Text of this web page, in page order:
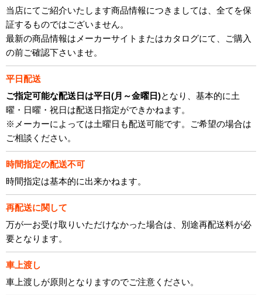
当店にてご紹介いたします商品情報につきましては、全てを保
証するものではございません。
最新の商品情報はメーカーサイトまたはカタログにて、ご購入
の前ご確認下さいませ。
平日配送
ご指定可能な配送日は平日(月～金曜日)となり、基本的に土
曜・日曜・祝日は配送日指定ができかねます。
※メーカーによっては土曜日も配送可能です。ご希望の場合は
ご相談ください。
時間指定の配送不可
時間指定は基本的に出来かねます。
再配送に関して
万が一お受け取りいただけなかった場合は、別途再配送料が必
要となります。
車上渡し
車上渡しが原則となりますのでご注意ください。